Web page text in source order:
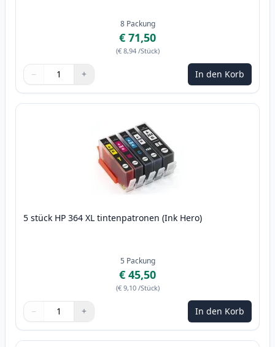
8 Packung
€ 71,50
(€ 8,94 /Stück)
Menge
Verwenden Sie die Tasten, um anzupassen
− +
Menge 1 In den Korb
5 stück HP 364 XL tintenpatronen (Ink Hero)
5 Packung
€ 45,50
(€ 9,10 /Stück)
Menge
Verwenden Sie die Tasten, um anzupassen
− +
Menge 1 In den Korb